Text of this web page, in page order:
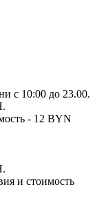
с 10:00 до 23.00.
- 12 BYN
и стоимость